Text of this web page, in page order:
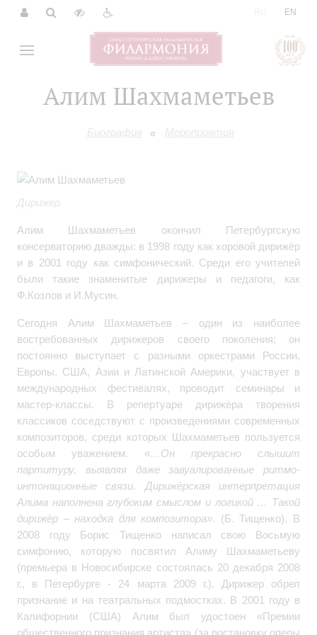
EN
Алим Шахмаметьев
Биография Мероприятия
Дирижер
Алим Шахмаметьев окончил Петербургскую
консерваторию дважды: в 1998 году как хоровой дирижёр
и в 2001 году как симфонический. Среди его учителей
были такие знаменитые дирижеры и педагоги, как
Ф.Козлов и И.Мусин.
Сегодня Алим Шахмаметьев – один из наиболее
востребованных дирижеров своего поколения; он
постоянно выступает с разными оркестрами России,
Европы, США, Азии и Латинской Америки, участвует в
международных фестивалях, проводит семинары и
мастер-классы. В репертуаре дирижѐра творения
классиков соседствуют с произведениями современных
композиторов, среди которых Шахмаметьев пользуется
особым уважением. «…Он прекрасно слышит
партитуру, выявляя даже завуалированные ритмо-
интонационные связи. Дирижѐрская интерпретация
Алима наполнена глубоким смыслом и логикой … Такой
дирижѐр – находка для композитора». (Б. Тищенко). В
2008 году Борис Тищенко написал свою Восьмую
симфонию, которую посвятил Алиму Шахмаметьеву
(премьера в Новосибирске состоялась 20 декабря 2008
г., в Петербурге - 24 марта 2009 г.). Дирижер обрел
признание и на театральных подмостках. В 2001 году в
Калифорнии (США) Алим был удостоен «Премии
общественного признания артиста» (за постановку оперы